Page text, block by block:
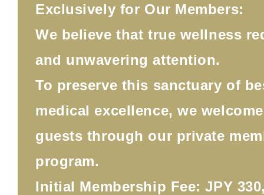
Exclusively for Our Members:
We believe that true wellness
and unwavering attention.
To preserve this sanctuary of
medical excellence, we
guests through our private
program.
Initial Membership Fee: JPY